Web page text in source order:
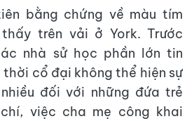
bằng chứng về màu tím
trên vải ở York. Trước
nhà sử học phần lớn tin
thời cổ đại không thể hiện sự
đối với những đứa trẻ
việc cha mẹ công khai